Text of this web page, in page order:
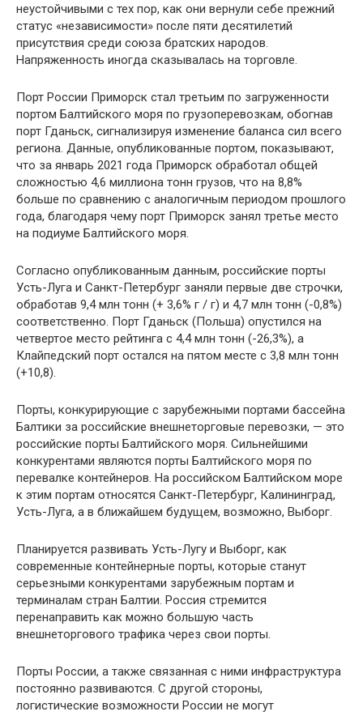
неустойчивыми с тех пор, как они вернули себе прежний
статус «независимости» после пяти десятилетий
присутствия среди союза братских народов.
Напряженность иногда сказывалась на торговле.
Порт России Приморск стал третьим по загруженности
портом Балтийского моря по грузоперевозкам, обогнав
порт Гданьск, сигнализируя изменение баланса сил всего
региона. Данные, опубликованные портом, показывают,
что за январь 2021 года Приморск обработал общей
сложностью 4,6 миллиона тонн грузов, что на 8,8%
больше по сравнению с аналогичным периодом прошлого
года, благодаря чему порт Приморск занял третье место
на подиуме Балтийского моря.
Согласно опубликованным данным, российские порты
Усть-Луга и Санкт-Петербург заняли первые две строчки,
обработав 9,4 млн тонн (+ 3,6% г / г) и 4,7 млн тонн (-0,8%)
соответственно. Порт Гданьск (Польша) опустился на
четвертое место рейтинга с 4,4 млн тонн (-26,3%), а
Клайпедский порт остался на пятом месте с 3,8 млн тонн
(+10,8).
Порты, конкурирующие с зарубежными портами бассейна
Балтики за российские внешнеторговые перевозки, — это
российские порты Балтийского моря. Сильнейшими
конкурентами являются порты Балтийского моря по
перевалке контейнеров. На российском Балтийском море
к этим портам относятся Санкт-Петербург, Калининград,
Усть-Луга, а в ближайшем будущем, возможно, Выборг.
Планируется развивать Усть-Лугу и Выборг, как
современные контейнерные порты, которые станут
серьезными конкурентами зарубежным портам и
терминалам стран Балтии. Россия стремится
перенаправить как можно большую часть
внешнеторгового трафика через свои порты.
Порты России, а также связанная с ними инфраструктура
постоянно развиваются. С другой стороны,
логистические возможности России не могут